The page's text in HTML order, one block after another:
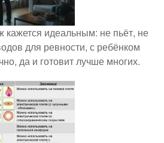
идеальным: не пьёт, не
для ревности, с ребёнком
да и готовит лучше многих.